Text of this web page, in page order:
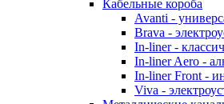
Кабельные короба
Avanti -
Brava -
In-liner -
In-liner Aero -
In-liner Front -
Viva -